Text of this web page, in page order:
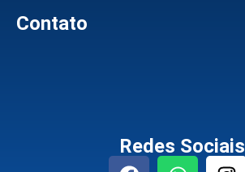
Contato
Redes Sociais